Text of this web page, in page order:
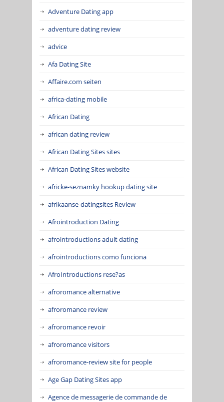
Adventure Dating app
adventure dating review
advice
Afa Dating Site
Affaire.com seiten
africa-dating mobile
African Dating
african dating review
African Dating Sites sites
African Dating Sites website
africke-seznamky hookup dating site
afrikaanse-datingsites Review
Afrointroduction Dating
afrointroductions adult dating
afrointroductions como funciona
AfroIntroductions rese?as
afroromance alternative
afroromance review
afroromance revoir
afroromance visitors
afroromance-review site for people
Age Gap Dating Sites app
Agence de messagerie de commande de